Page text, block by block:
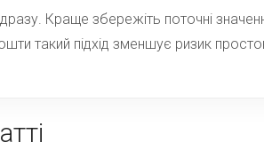
Краще збережіть поточні
такий підхід зменшує ризик